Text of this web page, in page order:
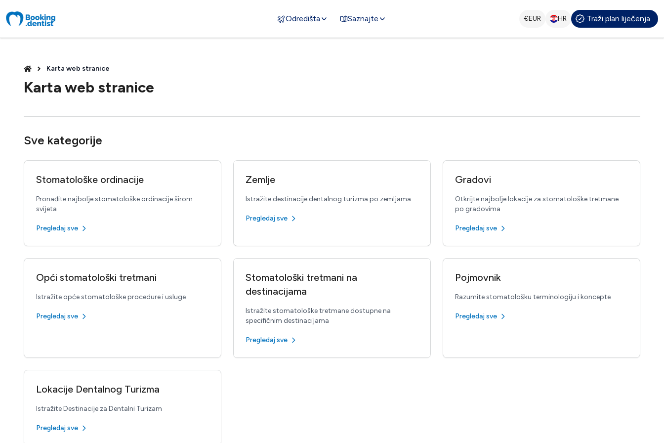
Odredišta Saznajte €EUR HR Traži plan liječenja
Karta web stranice
Karta web stranice
Sve kategorije
Stomatološke ordinacije
Pronađite najbolje stomatološke ordinacije širom
svijeta
Pregledaj sve
Zemlje
Istražite destinacije dentalnog turizma po zemljama
Pregledaj sve
Gradovi
Otkrijte najbolje lokacije za stomatološke tretmane
po gradovima
Pregledaj sve
Opći stomatološki tretmani
Istražite opće stomatološke procedure i usluge
Pregledaj sve
Stomatološki tretmani na
destinacijama
Istražite stomatološke tretmane dostupne na
specifičnim destinacijama
Pregledaj sve
Pojmovnik
Razumite stomatološku terminologiju i koncepte
Pregledaj sve
Lokacije Dentalnog Turizma
Istražite Destinacije za Dentalni Turizam
Pregledaj sve